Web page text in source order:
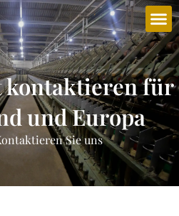
kontaktieren für
und Europa
Sie uns